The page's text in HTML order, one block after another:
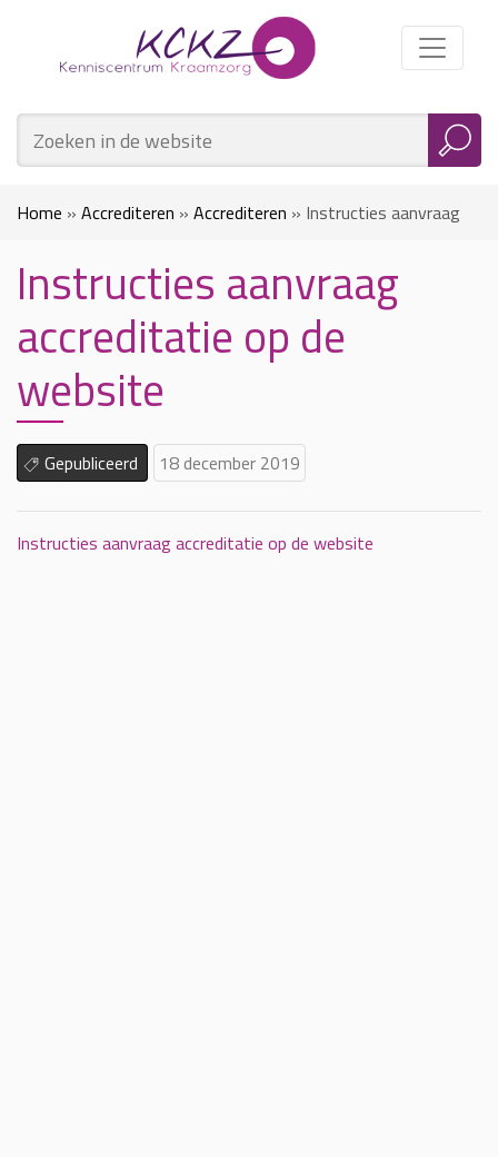
Home » Accrediteren » Accrediteren » Instructies aanvraag
accreditatie op de website
Instructies aanvraag
accreditatie op de
website
Gepubliceerd 18 december 2019
Instructies aanvraag accreditatie op de website